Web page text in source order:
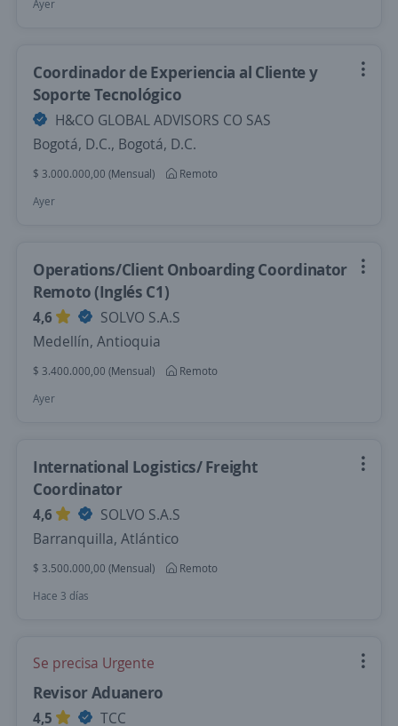
Ayer
Coordinador de Experiencia al Cliente y
Soporte Tecnológico
H&CO GLOBAL ADVISORS CO SAS
Bogotá, D.C., Bogotá, D.C.
$ 3.000.000,00 (Mensual)
Remoto
Ayer
Operations/Client Onboarding Coordinator
Remoto (Inglés C1)
4,6
SOLVO S.A.S
Medellín, Antioquia
$ 3.400.000,00 (Mensual)
Remoto
Ayer
International Logistics/ Freight
Coordinator
4,6
SOLVO S.A.S
Barranquilla, Atlántico
$ 3.500.000,00 (Mensual)
Remoto
Hace 3 días
Se precisa Urgente
Revisor Aduanero
4,5
TCC